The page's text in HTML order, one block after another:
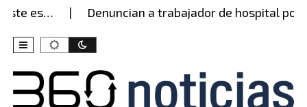
es… Denuncian a trabajador de hospital por